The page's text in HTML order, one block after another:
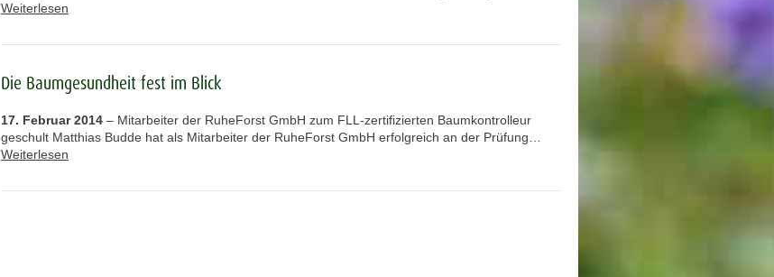
Weiterlesen
Die Baumgesundheit fest im Blick
17. Februar 2014 – Mitarbeiter der RuheForst GmbH zum FLL-zertifizierten Baumkontrolleur
geschult Matthias Budde hat als Mitarbeiter der RuheForst GmbH erfolgreich an der Prüfung…
Weiterlesen